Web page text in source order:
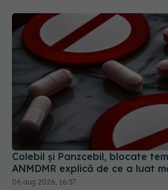
Colebil și Panzcebil, blocate
ANMDMR explică de ce a luat
06 aug 2026, 16:37